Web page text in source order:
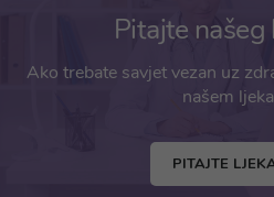
Pitajte
Ako trebate savjet vezan uz
našem
PITAJTE